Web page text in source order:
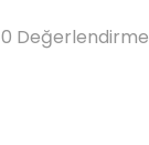
0 Değerlendirme